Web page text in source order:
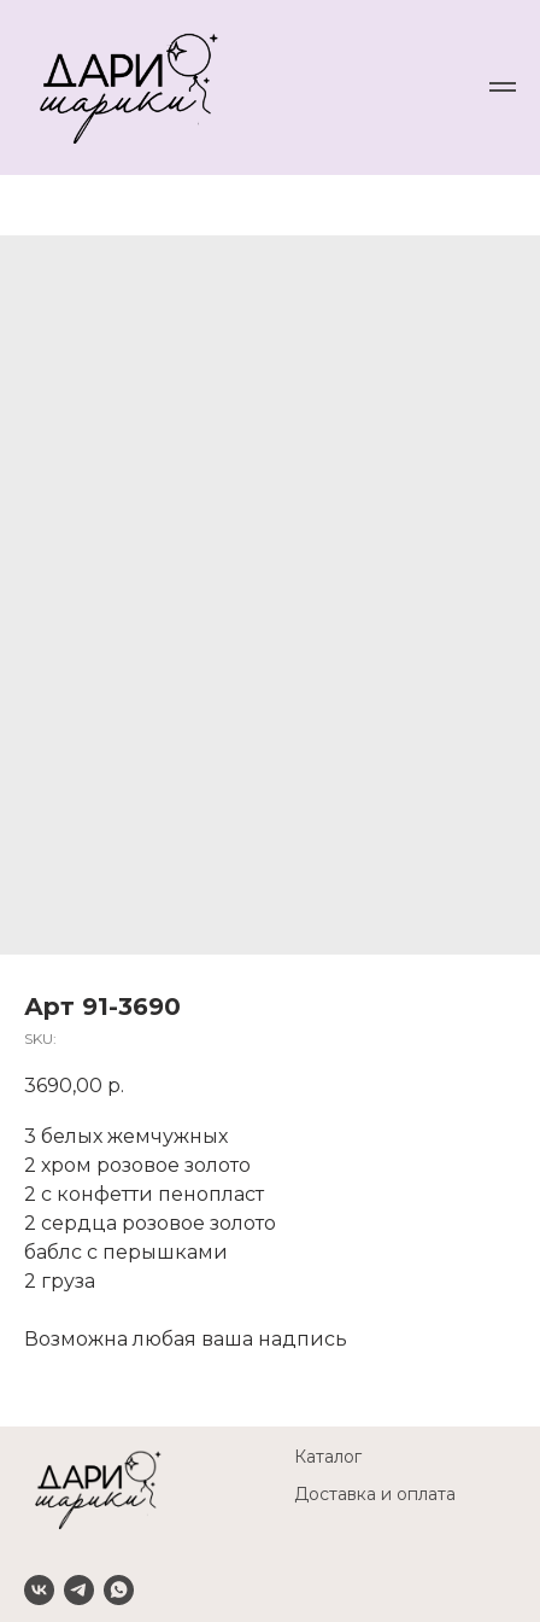
Арт 91-3690
SKU:
3690,00 р.
3 белых жемчужных
2 хром розовое золото
2 с конфетти пенопласт
2 сердца розовое золото
баблс с перышками
2 груза
Возможна любая ваша надпись
Каталог
Доставка и оплата